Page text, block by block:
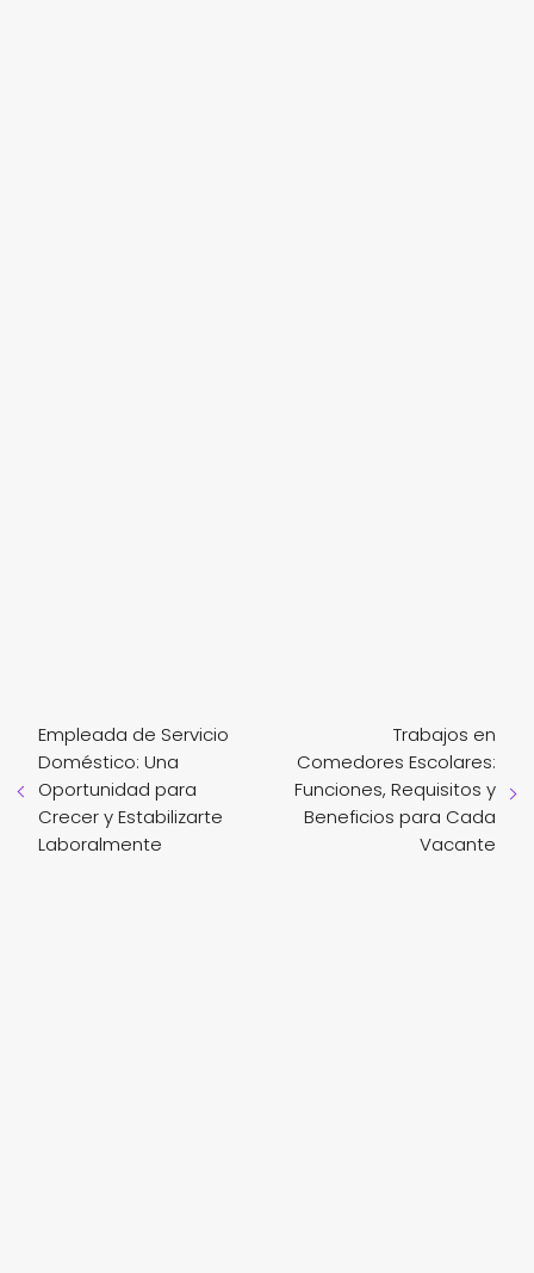
Empleada de Servicio
Doméstico: Una
Oportunidad para
Crecer y Estabilizarte
Laboralmente
Trabajos en
Comedores Escolares:
Funciones, Requisitos y
Beneficios para Cada
Vacante